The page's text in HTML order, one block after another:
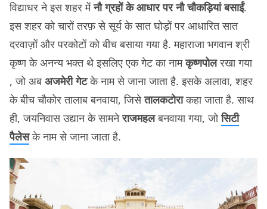
विद्याधर ने इस शहर मेंनौ ग्रहों के आधार पर नौ चौकड़ियां बसाईं.
इस शहर को चारों तरफ़ से सूर्य के सात घोड़ों पर आधारित सात
दरवाज़ों और परकोटों को बीच बसाया गया है. महाराजा भगवान श्री
कृष्ण के अनन्य भक्त थे इसलिए एक गेट का नामकृष्णपोलरखा गया
, जो अब अजमेरी गेटके नाम से जाना जाता है. इसके अलावा, शहर
के बीच चौकोर तालाब बनवाया, जिसेतालकटोराकहा जाता है. साथ
ही, जयनिवास उद्यान के सामनेराजमहलबनवाया गया, जोसिटी
पैलेसके नाम से जाना जाता है.